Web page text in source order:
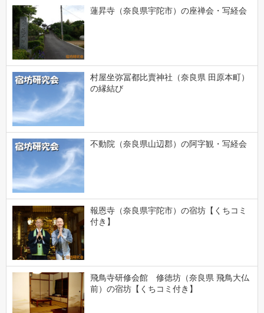
蓮昇寺（奈良県宇陀市）の座禅会・写経会
村屋坐弥冨都比賣神社（奈良県 田原本町）
の縁結び
不動院（奈良県山辺郡）の阿字観・写経会
報恩寺（奈良県宇陀市）の宿坊【くちコミ
付き】
飛鳥寺研修会館 修徳坊（奈良県 飛鳥大仏
前）の宿坊【くちコミ付き】